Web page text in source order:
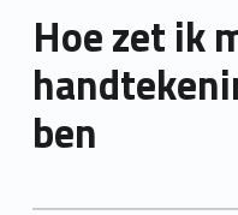
Hoe zet ik
ben